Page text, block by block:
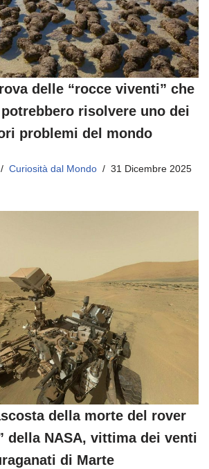
delle “rocce viventi” che
risolvere uno dei
problemi del mondo
Curiosità dal Mondo 31 Dicembre 2025
della morte del rover
della NASA, vittima dei venti
di Marte